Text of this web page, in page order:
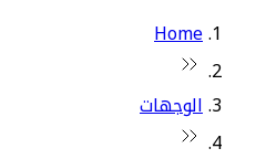
Home
الوجهات